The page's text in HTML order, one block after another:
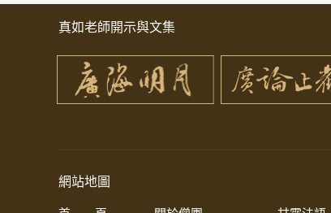
真如老師開示與文集
網站地圖